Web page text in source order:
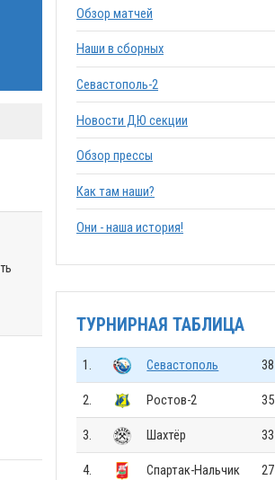
Обзор матчей
Наши в сборных
Севастополь-2
Новости ДЮ секции
Обзор прессы
Как там наши?
Они - наша история!
ТУРНИРНАЯ ТАБЛИЦА
1. Севастополь 38
2. Ростов-2 35
3. Шахтёр 33
4. Спартак-Нальчик 27